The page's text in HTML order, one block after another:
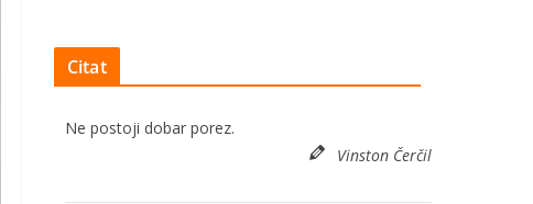
Citat
Ne postoji dobar porez.
Vinston Čerčil